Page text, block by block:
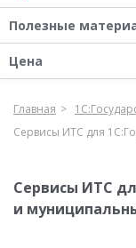
Полезные
Цена
Главная
Сервисы ИТС для
Сервисы ИТС
и